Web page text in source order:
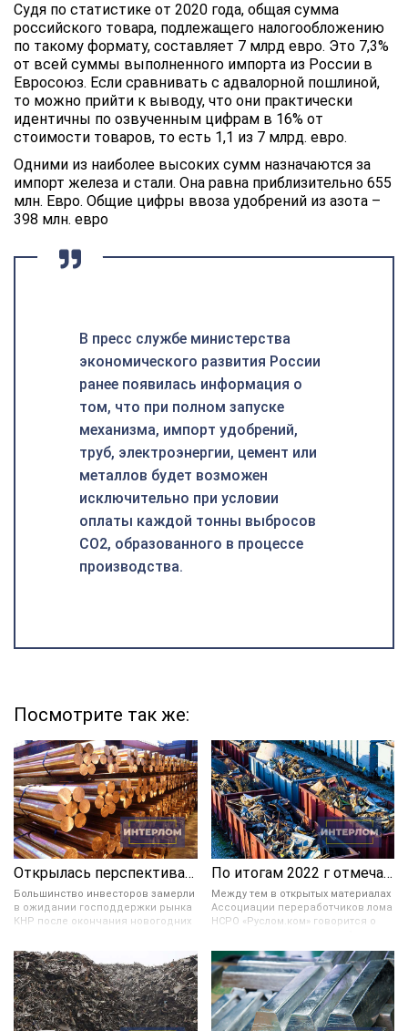
Судя по статистике от 2020 года, общая сумма
российского товара, подлежащего налогообложению
по такому формату, составляет 7 млрд евро. Это 7,3%
от всей суммы выполненного импорта из России в
Евросоюз. Если сравнивать с адвалорной пошлиной,
то можно прийти к выводу, что они практически
идентичны по озвученным цифрам в 16% от
стоимости товаров, то есть 1,1 из 7 млрд. евро.
Одними из наиболее высоких сумм назначаются за
импорт железа и стали. Она равна приблизительно 655
млн. Евро. Общие цифры ввоза удобрений из азота –
398 млн. евро
В пресс службе министерства
экономического развития России
ранее появилась информация о
том, что при полном запуске
механизма, импорт удобрений,
труб, электроэнергии, цемент или
металлов будет возможен
исключительно при условии
оплаты каждой тонны выбросов
СО2, образованного в процессе
производства.
Посмотрите так же:
Открылась перспектива укрепления цветных металлов в цене
Большинство инвесторов замерли
в ожидании господдержки рынка
КНР после окончания новогодних
мартовских плановых заседаний
руководства Поднебесной. Они
также предрекают увеличение
стоимости цвет. металлов в
случае, если укрепление доллара,
а также логистические и
По итогам 2022 г отмечается значительное снижение ломозаготовки в России
Между тем в открытых материалах
Ассоциации переработчиков лома
НСРО «Руслом.ком» говорится о
экспорта ломозаготовки в 2030
году. Согласно прогнозируемому
сценарию с 2023 по 2030 год в РФ
можно будет наблюдать
тенденцию увеличения экспорта
лома. И в 2030 году он может